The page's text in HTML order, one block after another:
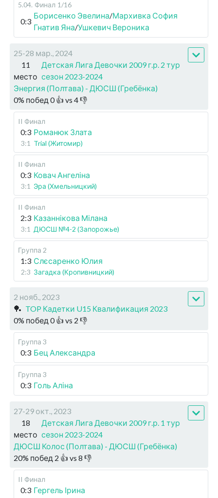
5.04. Финал 1/16
0:3
Борисенко Эвелина/Мархивка София
Гнатив Яна/Ушкевич Вероника
25-28 мар., 2024
11
место
Детская Лига Девочки 2009 г.р. 2 тур
сезон 2023-2024
Энергия (Полтава) - ДЮСШ (Гребёнка)
0% побед 0👍 vs 4👎
II Финал
0:3 Романюк Злата
3:1 Trial (Житомир)
II Финал
0:3 Ковач Ангеліна
3:1 Эра (Хмельницкий)
II Финал
2:3 Казаннікова Мілана
3:1 ДЮСШ №4-2 (Запорожье)
Группа 2
1:3 Слєсаренко Юлия
2:3 Загадка (Кропивницкий)
2 нояб., 2023
🏓 TOP Кадетки U15 Квалификация 2023
0% побед 0👍 vs 2 👎
Группа 3
0:3 Бец Александра
Группа 3
0:3 Голь Аліна
27-29 окт., 2023
18
место
Детская Лига Девочки 2009 г.р. 1 тур
сезон 2023-2024
ДЮСШ Колос (Полтава) - ДЮСШ (Гребёнка)
20% побед 2 👍 vs 8 👎
II Финал
0:3 Гергель Ірина